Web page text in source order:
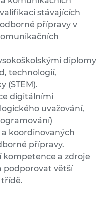
stávajících
přípravy v
diplomy
technologií,
(STEM).
digitálními
uvažování,
koordinovaných
přípravy.
kompetence a zdroje
podporovat větší
třídě.